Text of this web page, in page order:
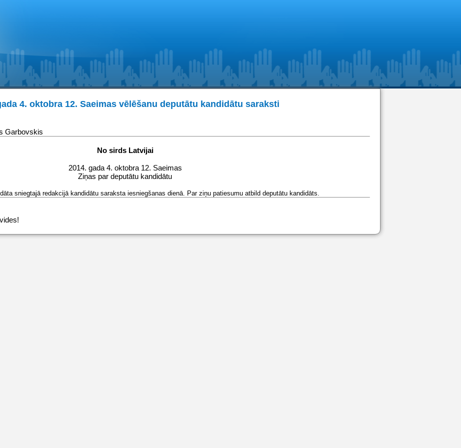
4. oktobra 12. Saeimas vēlēšanu deputātu kandidātu saraksti
Garbovskis
No sirds Latvijai
2014. gada 4. oktobra 12. Saeimas
Ziņas par deputātu kandidātu
sniegtajā redakcijā kandidātu saraksta iesniegšanas dienā. Par ziņu patiesumu atbild deputātu kandidāts.